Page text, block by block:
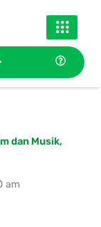
dan Musik,
am